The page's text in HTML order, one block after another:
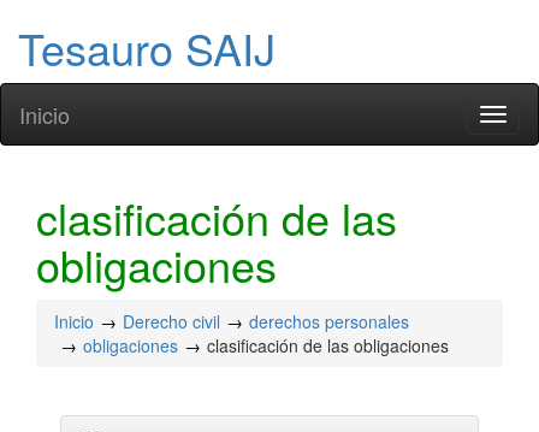
Tesauro SAIJ
Inicio
clasificación de las
obligaciones
Inicio Derecho civil
derechos personales
obligaciones
clasificación de las obligaciones